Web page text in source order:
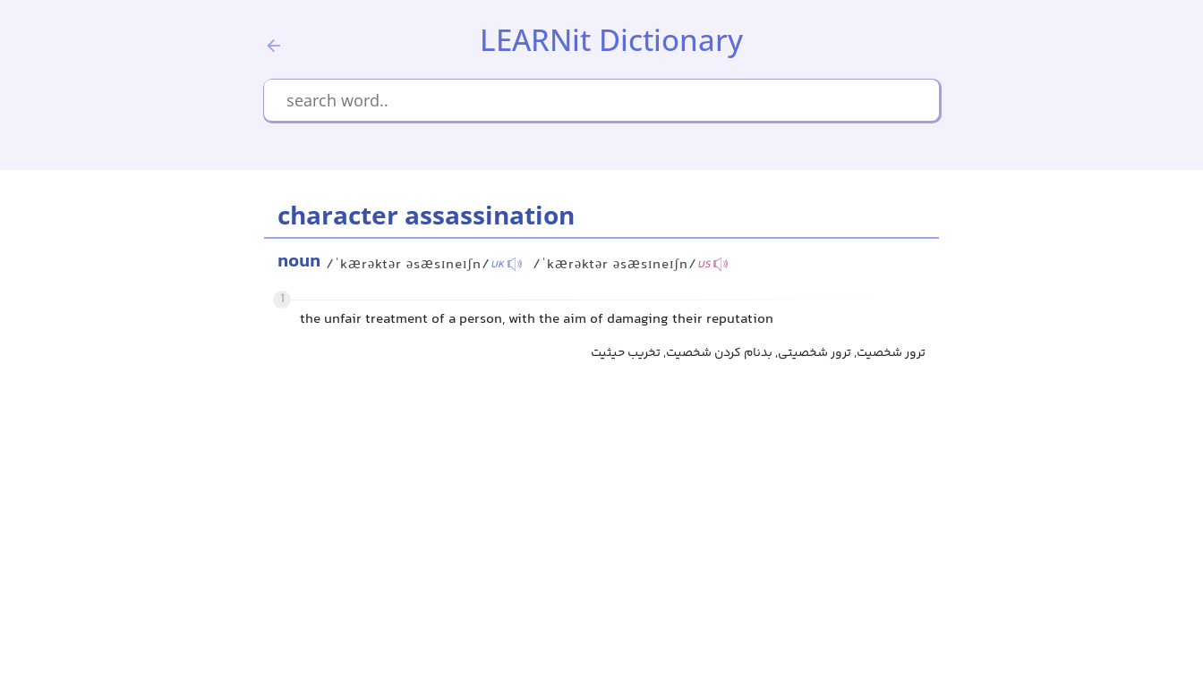
LEARNit Dictionary
character assassination
noun /ˈkærəktər əsæsɪneɪʃn/UK /ˈkærəktər əsæsɪneɪʃn/US
1
the unfair treatment of a person, with the aim of damaging their reputation
ترور شخصیت, ترور شخصیتی, بدنام کردن شخصیت, تخریب حیثیت